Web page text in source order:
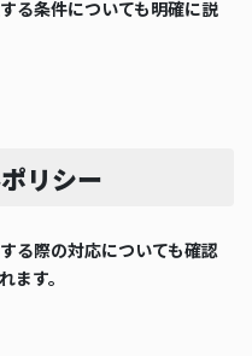
る条件についても明確に説
リシー
る際の対応についても確認
ます。